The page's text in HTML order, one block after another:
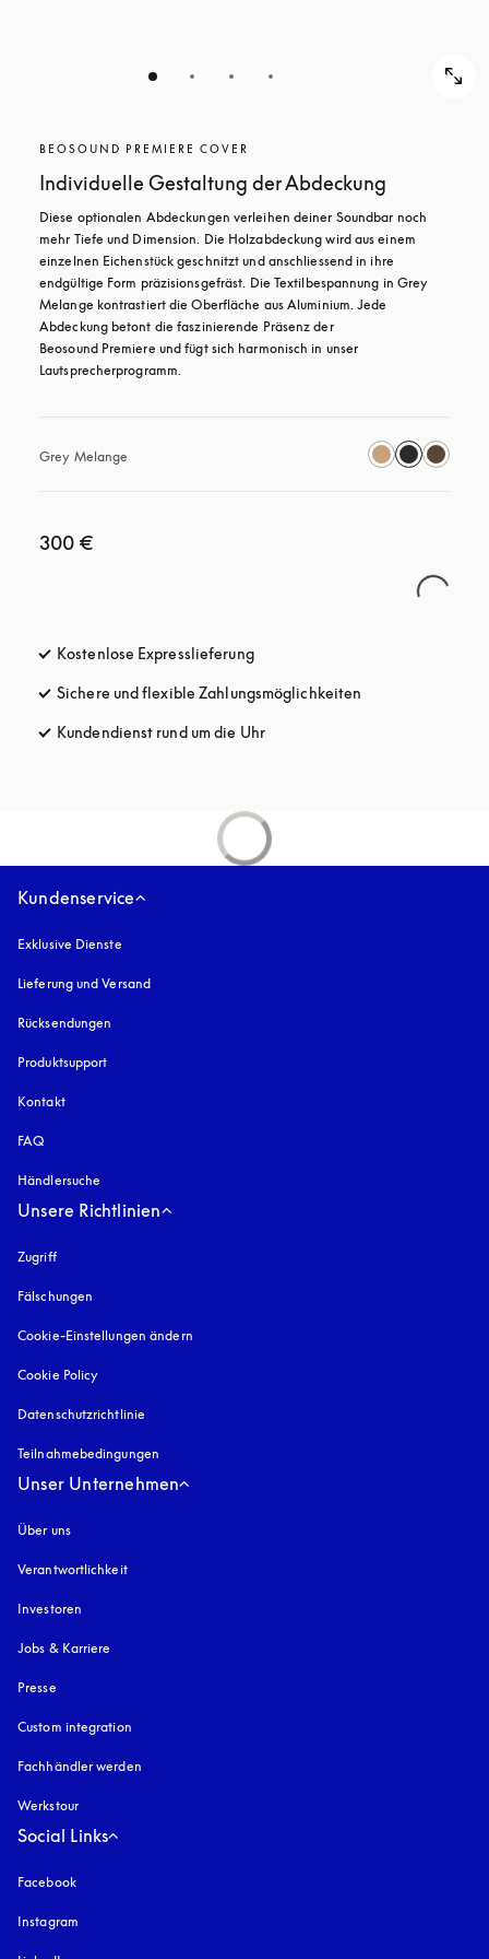
BEOSOUND PREMIERE COVER
Individuelle Gestaltung der Abdeckung
Diese optionalen Abdeckungen verleihen deiner Soundbar noch
mehr Tiefe und Dimension. Die Holzabdeckung wird aus einem
einzelnen Eichenstück geschnitzt und anschliessend in ihre
endgültige Form präzisionsgefräst. Die Textilbespannung in Grey
Melange kontrastiert die Oberfläche aus Aluminium. Jede
Abdeckung betont die faszinierende Präsenz der
Beosound Premiere und fügt sich harmonisch in unser
Lautsprecherprogramm.
Grey Melange
300 €
Kostenlose Expresslieferungöffnet sich in einem neuen Tab
Sichere und flexible Zahlungsmöglichkeiten
Kundendienst rund um die Uhröffnet sich in einem neuen Tab
Kundenservice
Exklusive Dienste
Lieferung und Versand
Rücksendungen
Produktsupport
Kontakt
FAQ
Händlersuche
Unsere Richtlinien
Zugrifföffnet sich in einem neuen Tab
Fälschungen
Cookie-Einstellungen ändern
Cookie Policy
Datenschutzrichtlinie
Teilnahmebedingungen
Unser Unternehmen
Über uns
Verantwortlichkeit
Investoren
Jobs & Karriere
Presse
Custom integration
Fachhändler werden
Werkstour
Social Links
Facebook
Instagram